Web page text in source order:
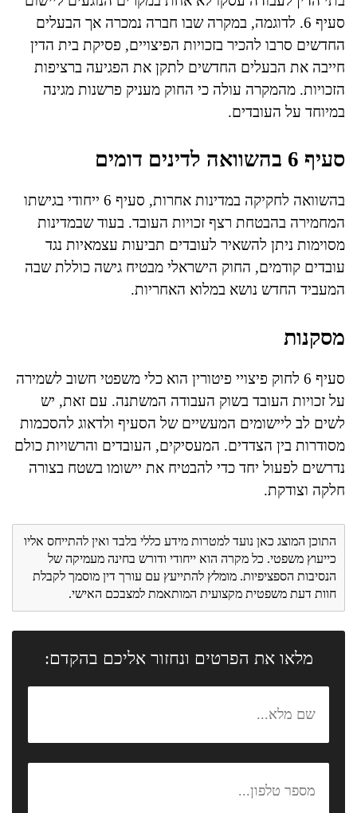
סעיף 6. לדוגמה, במקרה שבו חברה נמכרה אך הבעלים
החדשים סרבו להכיר בזכויות הפיצויים, פסיקת בית הדין
חייבה את הבעלים החדשים לתקן את הפגיעה ברציפות
הזכויות. מהמקרה עולה כי החוק מעניק פרשנות מגינה
במיוחד על העובדים.
סעיף 6 בהשוואה לדינים דומים
בהשוואה לחקיקה במדינות אחרות, סעיף 6 ייחודי בגישתו
המחמירה בהבטחת רצף זכויות העובד. בעוד שבמדינות
מסוימות ניתן להשאיר לעובדים תביעות עצמאיות נגד
עובדים קודמים, החוק הישראלי מבטיח גישה כוללת שבה
המעביד החדש נושא במלוא האחריות.
מסקנות
סעיף 6 לחוק פיצויי פיטורין הוא כלי משפטי חשוב לשמירה
על זכויות העובד בשוק העבודה המשתנה. עם זאת, יש
לשים לב ליישומים המעשיים של הסעיף ולדאוג להסכמות
מסודרות בין הצדדים. המעסיקים, העובדים והרשויות כולם
נדרשים לפעול יחד כדי להבטיח את יישומו בשטח בצורה
חלקה וצודקת.
התוכן המוצג כאן נועד למטרות מידע כללי בלבד ואין להתייחס אליו
כייעוץ משפטי. כל מקרה הוא ייחודי ודורש בחינה מעמיקה של
הנסיבות הספציפיות. מומלץ להתייעץ עם עורך דין מוסמך לקבלת
חוות דעת משפטית מקצועית המותאמת למצבכם האישי.
מלאו את הפרטים ונחזור אליכם בהקדם: